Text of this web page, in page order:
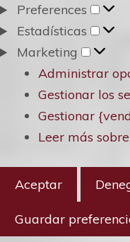
Preferences
Estadísticas
Marketing
Administrar
Gestionar los
Gestionar
Leer más
Aceptar
Guardar